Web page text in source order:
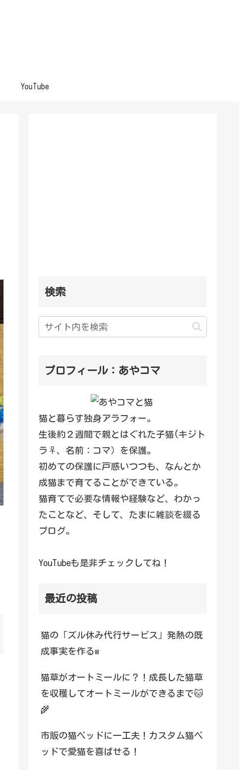
YouTube
検索
プロフィール：あやコマ
猫と暮らす独身アラフォー。
生後約２週間で親とはぐれた子猫(キジト
ラ♀、名前：コマ）を保護。
初めての保護に戸惑いつつも、なんとか
成猫まで育てることができている。
猫育てで必要な情報や経験など、わかっ
たことなど、そして、たまに雑談を綴る
ブログ。
YouTubeも是非チェックしてね！
最近の投稿
猫の「ズル休み代行サービス」発熱の既
成事実を作るw
猫草がオートミールに？！成長した猫草
を収穫してオートミールができるまで🐱
🌾
市販の猫ベッドに一工夫！カスタム猫ベ
ッドで愛猫を喜ばせる！